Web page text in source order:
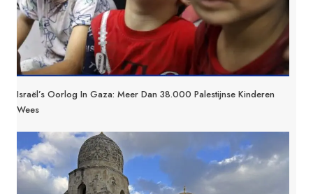
Israël’s Oorlog In Gaza: Meer Dan 38.000 Palestijnse Kinderen
Wees